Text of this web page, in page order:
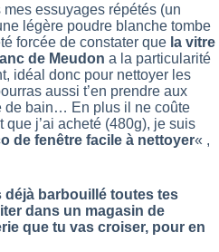
essuyages répétés (un
légère poudre blanche tombe
forcée de constater que la vitre
de Meudon a la particularité
idéal donc pour nettoyer les
aussi t’en prendre aux
de bain… En plus il ne coûte
j’ai acheté (480g), je suis
de fenêtre facile à nettoyer« ,
déjà barbouillé toutes tes
dans un magasin de
que tu vas croiser, pour en